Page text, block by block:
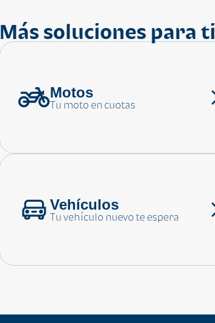
Más soluciones para ti
Motos
Tu moto en cuotas
Vehículos
Tu vehículo nuevo te espera